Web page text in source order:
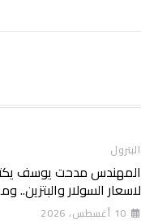
البترول
المهندس مدحت يوسف
لاسعار السولار والبتزين..
للمازوت بشركة السويس
10 أغسطس، 2026